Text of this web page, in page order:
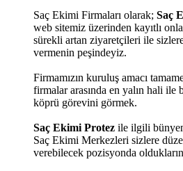
Saç Ekimi Firmaları olarak; Saç
web sitemiz üzerinden kayıtlı
sürekli artan ziyaretçileri ile
vermenin peşindeyiz.
Firmamızın kuruluş amacı
firmalar arasında en yalın hali ile
köprü görevini görmek.
Saç Ekimi Protez ile ilgili
Saç Ekimi Merkezleri sizlere
verebilecek pozisyonda